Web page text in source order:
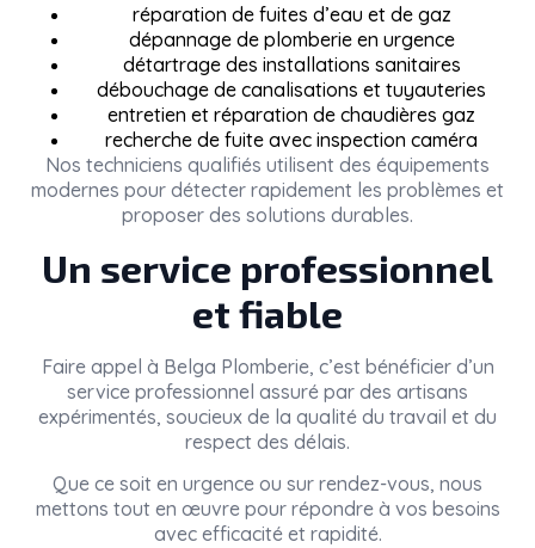
réparation de fuites d’eau et de gaz
dépannage de plomberie en urgence
détartrage des installations sanitaires
débouchage de canalisations et tuyauteries
entretien et réparation de chaudières gaz
recherche de fuite avec inspection caméra
Nos techniciens qualifiés utilisent des équipements
modernes pour détecter rapidement les problèmes et
proposer des solutions durables.
Un service professionnel
et fiable
Faire appel à Belga Plomberie, c’est bénéficier d’un
service professionnel assuré par des artisans
expérimentés, soucieux de la qualité du travail et du
respect des délais.
Que ce soit en urgence ou sur rendez-vous, nous
mettons tout en œuvre pour répondre à vos besoins
avec efficacité et rapidité.